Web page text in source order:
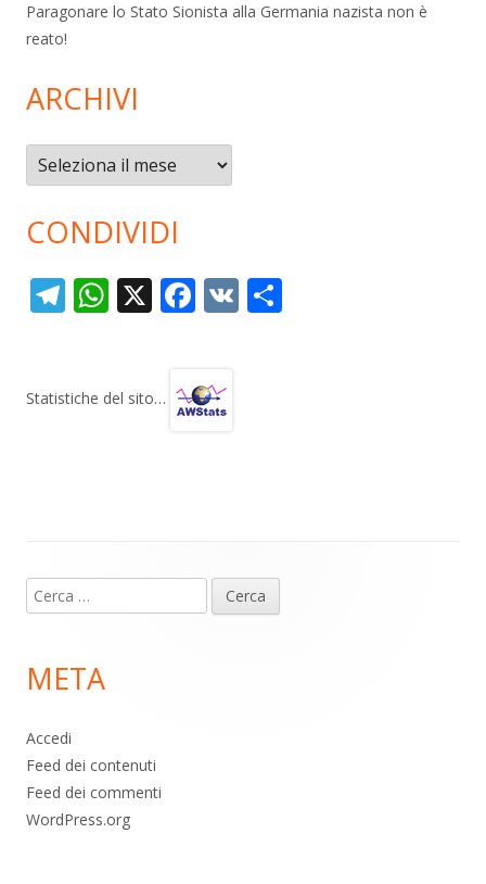
Paragonare lo Stato Sionista alla Germania nazista non è
reato!
ARCHIVI
Archivi
CONDIVIDI
T
gr
W
s
X F
b
V
Statistiche del sito…
piè
pagina
Ricerca
per:
META
Accedi
Feed dei contenuti
Feed dei commenti
WordPress.org